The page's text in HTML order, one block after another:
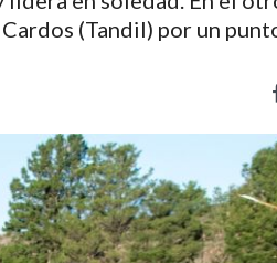
(Tandil) por un